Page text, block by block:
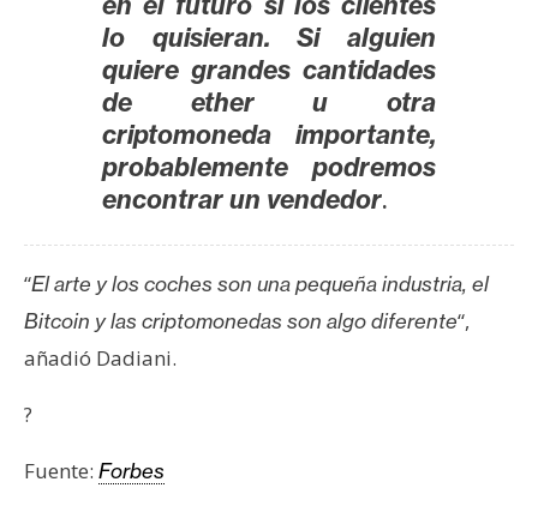
lo quisieran. Si alguien
quiere grandes cantidades
de ether u otra
criptomoneda importante,
probablemente podremos
encontrar un vendedor.
“El arte y los coches son una pequeña industria, el
Bitcoin y las criptomonedas son algo diferente“,
añadió Dadiani.
?
Fuente: Forbes